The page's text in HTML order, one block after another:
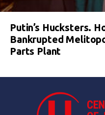
Putin’s Hucksters.
Bankrupted
Parts Plant